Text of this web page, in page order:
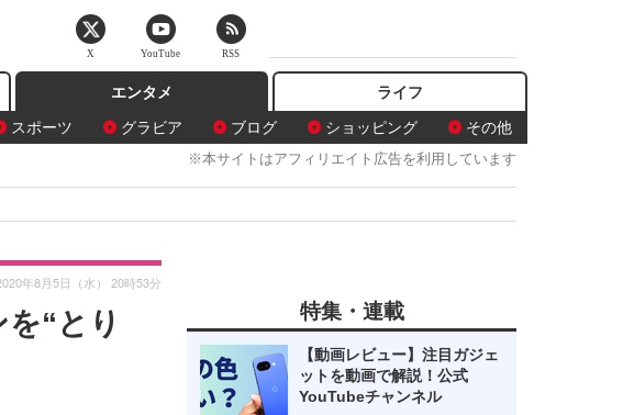
エンタメ
スポーツ グラビア ブログ ショッピング その他
ライフ
※本サイトはアフィリエイト広告を利用しています
“とり
年8月5日（水） 20時53分
特集・連載
【動画レビュー】注目ガジェ
ットを動画で解説！公式
YouTubeチャンネル
X YouTube RSS